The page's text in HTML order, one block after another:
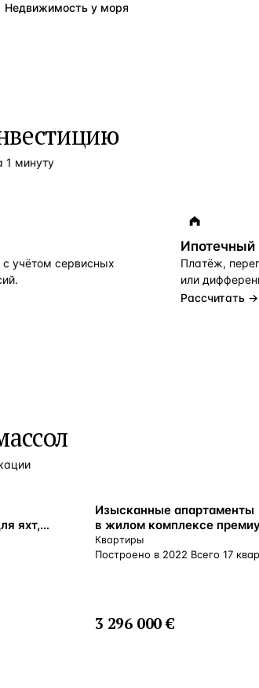
Недвижимость у моря
1 минуту
учётом сервисных
Ипотечный
Платёж,
или
Рассчитать →
яхт,
ВНЖ
Изысканные апартаменты
в жилом комплексе
класса с лучшим спектром
Лимассол, Кипр
Квартиры
Построено в 2022 Всего 17
3 296 000 €